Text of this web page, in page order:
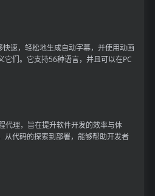
速，轻松地生成自动字幕，并使用动画
它们。它支持56种语言，并且可以在PC
代理，旨在提升软件开发的效率与体
从代码的探索到部署，能够帮助开发者